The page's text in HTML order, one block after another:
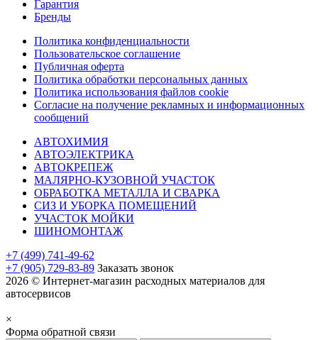
Гарантия
Бренды
Политика конфиденциальности
Пользовательское соглашение
Публичная оферта
Политика обработки персональных данных
Политика использования файлов cookie
Согласие на получение рекламных и информационных
сообщений
АВТОХИМИЯ
АВТОЭЛЕКТРИКА
АВТОКРЕПЕЖ
МАЛЯРНО-КУЗОВНОЙ УЧАСТОК
ОБРАБОТКА МЕТАЛЛА И СВАРКА
СИЗ И УБОРКА ПОМЕЩЕНИЙ
УЧАСТОК МОЙКИ
ШИНОМОНТАЖ
+7 (499) 741-49-62
+7 (905) 729-83-89 Заказать звонок
2026 © Интернет-магазин расходных материалов для
автосервисов
×
Форма обратной связи